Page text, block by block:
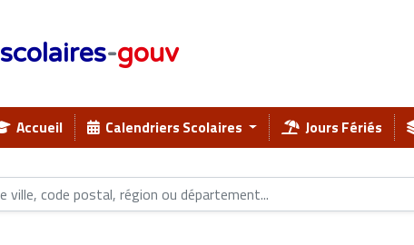
scolaires-gouv
Accueil Calendriers Scolaires Jours Fériés